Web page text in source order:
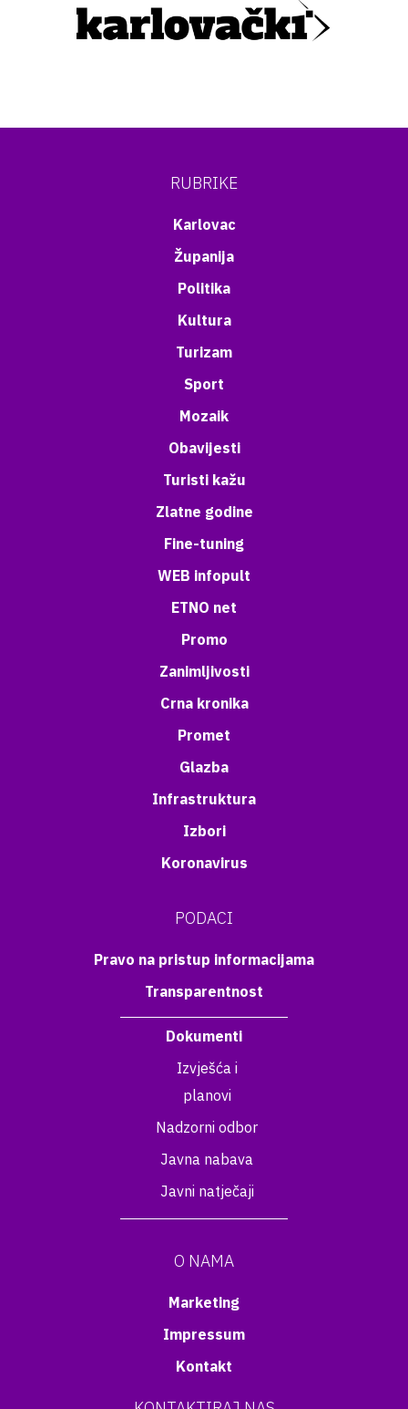
RUBRIKE
Karlovac
Županija
Politika
Kultura
Turizam
Sport
Mozaik
Obavijesti
Turisti kažu
Zlatne godine
Fine-tuning
WEB infopult
ETNO net
Promo
Zanimljivosti
Crna kronika
Promet
Glazba
Infrastruktura
Izbori
Koronavirus
PODACI
Pravo na pristup informacijama
Transparentnost
Dokumenti
Izvješća i
planovi
Nadzorni odbor
Javna nabava
Javni natječaji
O NAMA
Marketing
Impressum
Kontakt